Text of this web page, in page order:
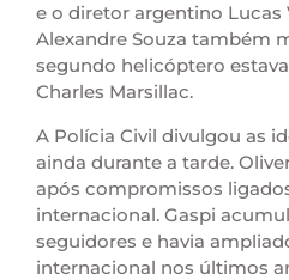
e o diretor argentino Lucas
Alexandre Souza também
segundo helicóptero
Charles Marsillac.
A Polícia Civil divulgou as
ainda durante a tarde.
após compromissos
internacional. Gaspi
seguidores e havia
internacional nos últimos